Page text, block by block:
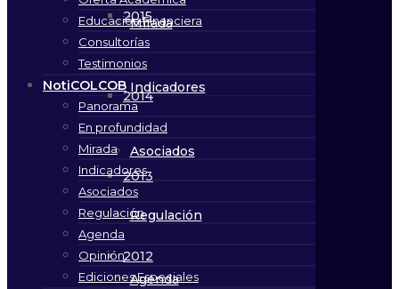
Mirada
Indicadores
Asociados
Regulación
Agenda
2015
2014
2013
2012
Educación Financiera
Consultorías
Testimonios
NotiCOLCOB
Panorama
En profundidad
Mirada
Indicadores
Asociados
Regulación
Agenda
Opinión
Ediciones Especiales